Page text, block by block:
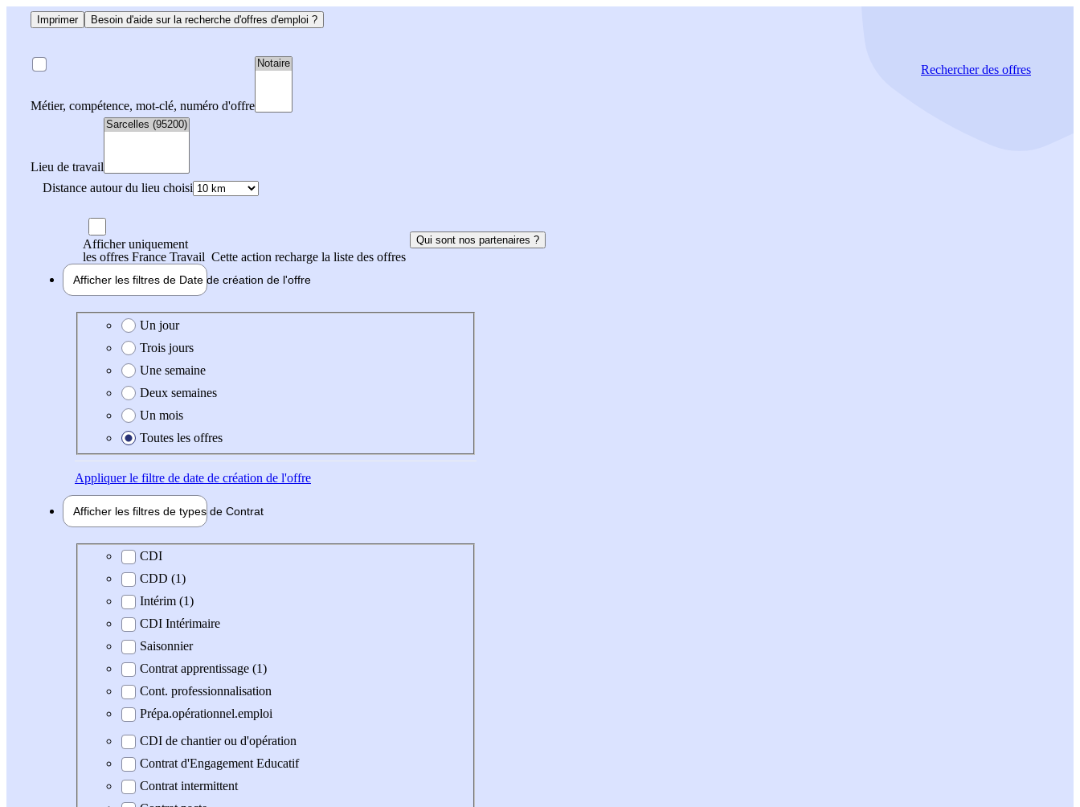
Imprimer Besoin d'aide sur la recherche d'offres d'emploi ?
Métier, compétence, mot-clé, numéro d'offre
Lieu de travail
Distance autour du lieu choisi
Rechercherdes offres
Afficher uniquement
les offres France Travail Cette action recharge la liste des offres
Qui sont nos partenaires ?
Afficher les filtres de Date de création de l'offre
Date de création de l'offre
Un jour
Trois jours
Une semaine
Deux semaines
Un mois
Toutes les offres
Appliquerle filtre de date de création de l'offre
Afficher les filtres de types de Contrat
Type de contrat
CDI
CDD (1)
Intérim (1)
CDI Intérimaire
Saisonnier
Contrat apprentissage (1)
Cont. professionnalisation
Prépa.opérationnel.emploi
CDI de chantier ou d'opération
Contrat d'Engagement Educatif
Contrat intermittent